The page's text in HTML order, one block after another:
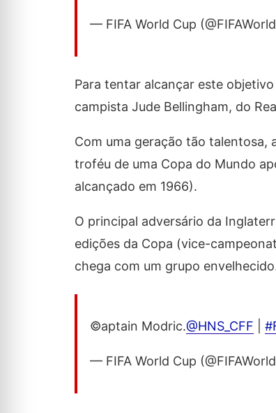
— FIFA World Cup
Para tentar alcançar este
campista Jude Bellingham, do
Com uma geração tão talentosa,
troféu de uma Copa do Mundo
alcançado em 1966).
O principal adversário da
edições da Copa (vice-
chega com um grupo
©️aptain Modric.@HNS_CFF
— FIFA World Cup